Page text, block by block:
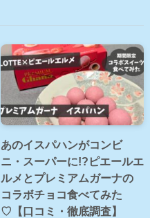
あのイスパハンがコンビ
ニ・スーパーに!?ピエールエ
ルメとプレミアムガーナの
コラボチョコ食べてみた
♡【口コミ・徹底調査】